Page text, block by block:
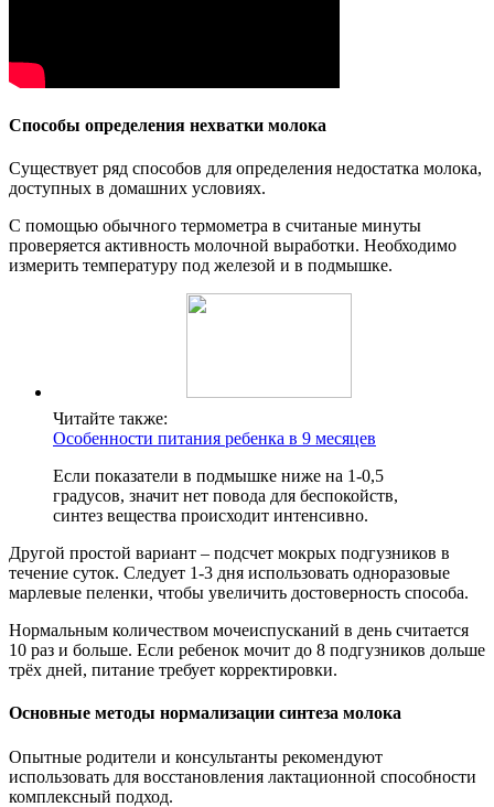
Способы определения нехватки молока
Существует ряд способов для определения недостатка молока,
доступных в домашних условиях.
С помощью обычного термометра в считаные минуты
проверяется активность молочной выработки. Необходимо
измерить температуру под железой и в подмышке.
Читайте также:
Особенности питания ребенка в 9 месяцев
Если показатели в подмышке ниже на 1-0,5
градусов, значит нет повода для беспокойств,
синтез вещества происходит интенсивно.
Другой простой вариант – подсчет мокрых подгузников в
течение суток. Следует 1-3 дня использовать одноразовые
марлевые пеленки, чтобы увеличить достоверность способа.
Нормальным количеством мочеиспусканий в день считается
10 раз и больше. Если ребенок мочит до 8 подгузников дольше
трёх дней, питание требует корректировки.
Основные методы нормализации синтеза молока
Опытные родители и консультанты рекомендуют
использовать для восстановления лактационной способности
комплексный подход.